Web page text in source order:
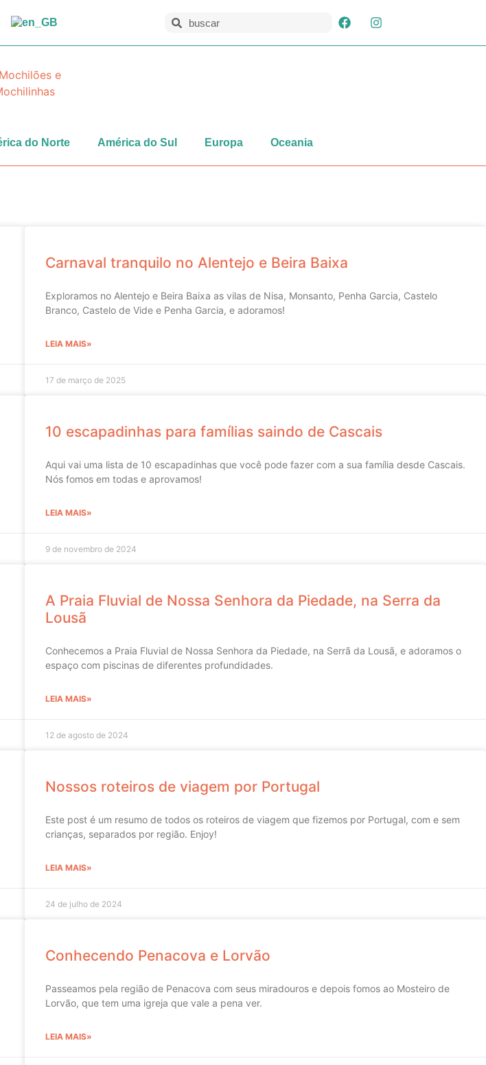
do Norte América do Sul Europa Oceania
Carnaval tranquilo no Alentejo e Beira Baixa
Exploramos no Alentejo e Beira Baixa as vilas de Nisa, Monsanto, Penha Garcia, Castelo
Branco, Castelo de Vide e Penha Garcia, e adoramos!
LEIA MAIS»
17 de março de 2025
10 escapadinhas para famílias saindo de Cascais
Aqui vai uma lista de 10 escapadinhas que você pode fazer com a sua família desde Cascais.
Nós fomos em todas e aprovamos!
LEIA MAIS»
9 de novembro de 2024
A Praia Fluvial de Nossa Senhora da Piedade, na Serra da
Lousã
Conhecemos a Praia Fluvial de Nossa Senhora da Piedade, na Serrã da Lousã, e adoramos o
espaço com piscinas de diferentes profundidades.
LEIA MAIS»
12 de agosto de 2024
Nossos roteiros de viagem por Portugal
Este post é um resumo de todos os roteiros de viagem que fizemos por Portugal, com e sem
crianças, separados por região. Enjoy!
LEIA MAIS»
24 de julho de 2024
Conhecendo Penacova e Lorvão
Passeamos pela região de Penacova com seus miradouros e depois fomos ao Mosteiro de
Lorvão, que tem uma igreja que vale a pena ver.
LEIA MAIS»